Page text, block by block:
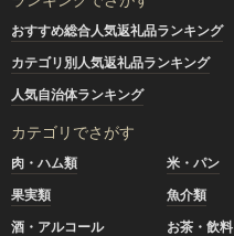
おすすめ総合人気返礼品ランキング
カテゴリ別人気返礼品ランキング
人気自治体ランキング
カテゴリでさがす
肉・ハム類 米・パン
果実類
魚介類
酒・アルコール
お茶・飲料